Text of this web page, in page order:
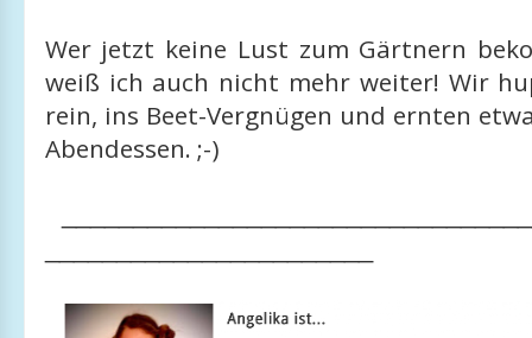
Wer jetzt keine Lust zum Gärtnern
weiß ich auch nicht mehr weiter! Wir
rein, ins Beet-Vergnügen und ernten
Abendessen. ;-)